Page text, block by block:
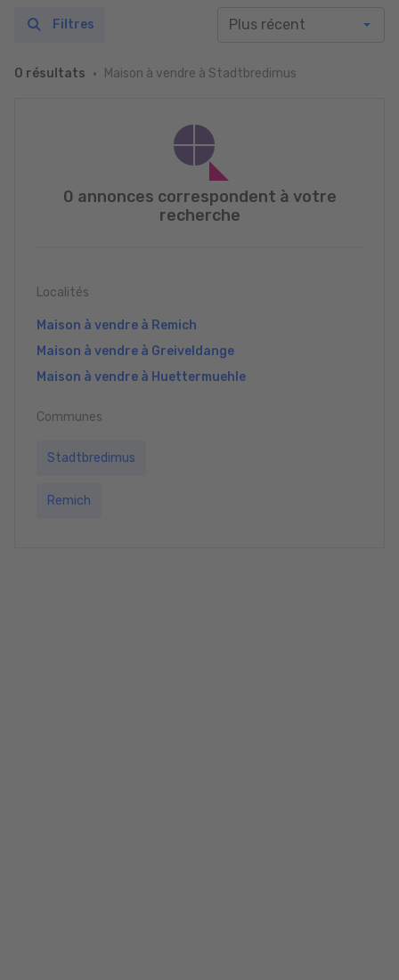
0 résultats Maison à vendre à Stadtbredimus
Filtres
0 annonces correspondent à votre
recherche
Localités
Maison à vendre à Remich
Maison à vendre à Greiveldange
Maison à vendre à Huettermuehle
Communes
Stadtbredimus
Remich